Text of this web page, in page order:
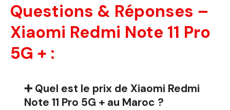
Questions & Réponses –
Xiaomi Redmi Note 11 Pro
5G + :
➕ Quel est le prix de Xiaomi Redmi
Note 11 Pro 5G + au Maroc ?